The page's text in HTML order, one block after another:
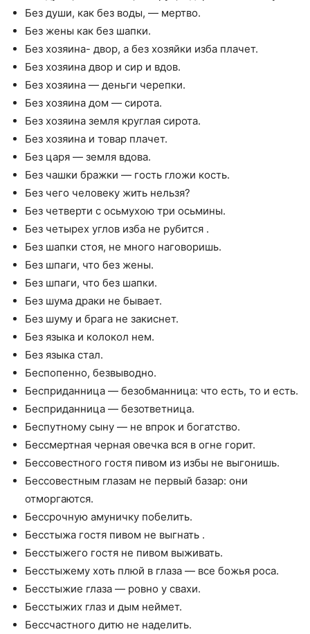
Без души, как без воды, — мертво.
Без жены как без шапки.
Без хозяина- двор, а без хозяйки изба плачет.
Без хозяина двор и сир и вдов.
Без хозяина — деньги черепки.
Без хозяина дом — сирота.
Без хозяина земля круглая сирота.
Без хозяина и товар плачет.
Без царя — земля вдова.
Без чашки бражки — гость гложи кость.
Без чего человеку жить нельзя?
Без четверти с осьмухою три осьмины.
Без четырех углов изба не рубится .
Без шапки стоя, не много наговоришь.
Без шпаги, что без жены.
Без шпаги, что без шапки.
Без шума драки не бывает.
Без шуму и брага не закиснет.
Без языка и колокол нем.
Без языка стал.
Беспопенно, безвыводно.
Бесприданница — безобманница: что есть, то и есть.
Бесприданница — безответница.
Беспутному сыну — не впрок и богатство.
Бессмертная черная овечка вся в огне горит.
Бессовестного гостя пивом из избы не выгонишь.
Бессовестным глазам не первый базар: они
отморгаются.
Бессрочную амуничку побелить.
Бесстыжа гостя пивом не выгнать .
Бесстыжего гостя не пивом выживать.
Бесстыжему хоть плюй в глаза — все божья роса.
Бесстыжие глаза — ровно у свахи.
Бесстыжих глаз и дым неймет.
Бессчастного дитю не наделить.